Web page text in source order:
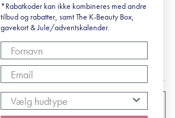
DANMARK
*Rabatkoder kan ikke kombineres med andre
tilbud og rabatter, samt The K-Beauty Box,
gavekort & Jule/adventskalender.